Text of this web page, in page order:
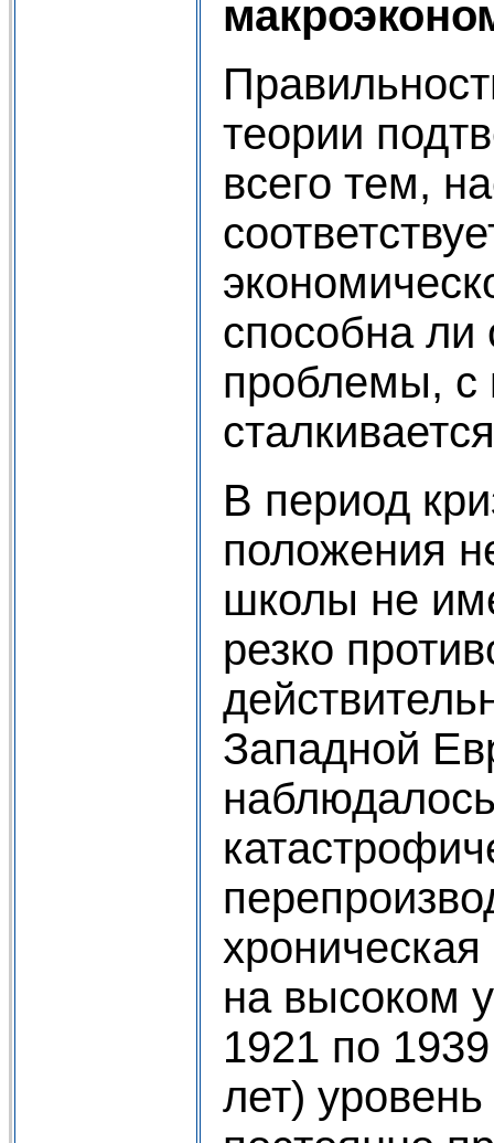
теории
всего тем,
способна ли
проблемы, с
В период
положения
школы не
резко
Западной
на высоком
1921 по
лет)